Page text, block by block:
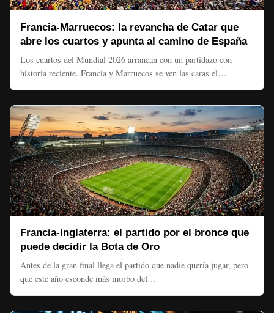
Francia-Marruecos: la revancha de Catar que
abre los cuartos y apunta al camino de España
Los cuartos del Mundial 2026 arrancan con un partidazo con
historia reciente. Francia y Marruecos se ven las caras el…
Francia-Inglaterra: el partido por el bronce que
puede decidir la Bota de Oro
Antes de la gran final llega el partido que nadie quería jugar, pero
que este año esconde más morbo del…